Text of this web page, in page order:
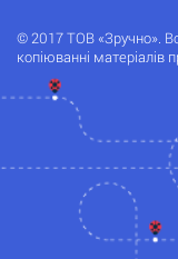
© 2017 ТОВ «Зручно».
копіюванні